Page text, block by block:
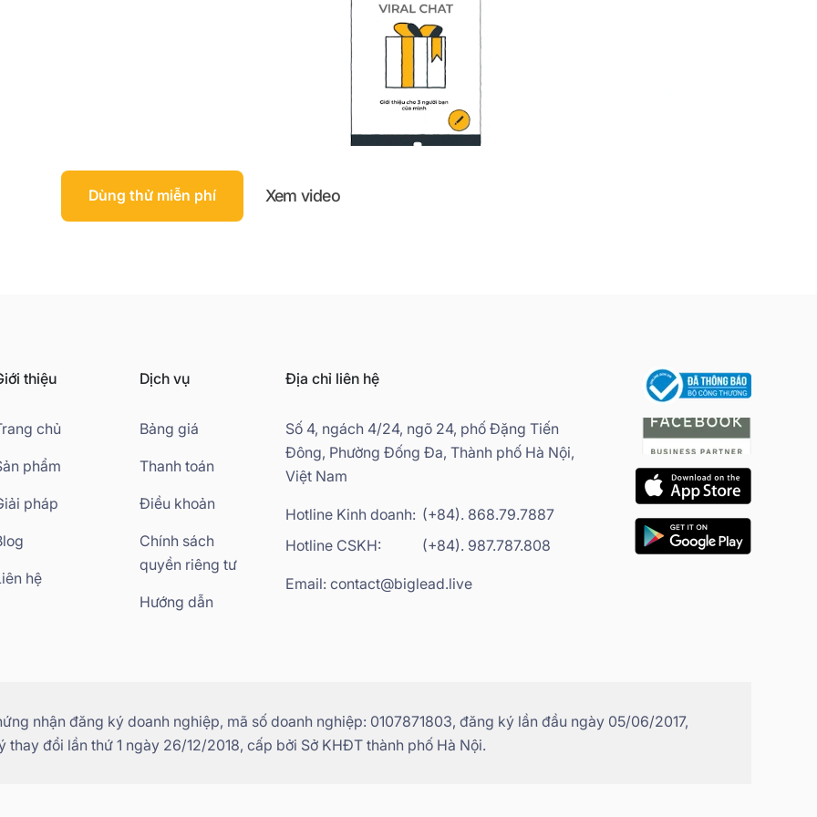
Dùng thử miễn phí Xem video
thiệu
chủ
phẩm
pháp
hệ
Dịch vụ
Bảng giá
Thanh toán
Điều khoản
Chính sách
quyền riêng tư
Hướng dẫn
Địa chỉ liên hệ
Số 4, ngách 4/24, ngõ 24, phố Đặng Tiến
Đông, Phường Đống Đa, Thành phố Hà Nội,
Việt Nam
Hotline Kinh doanh: (+84). 868.79.7887
Hotline CSKH:
(+84). 987.787.808
Email: contact@biglead.live
nhận đăng ký doanh nghiệp, mã số doanh nghiệp: 0107871803, đăng ký lần đầu ngày 05/06/2017,
thay đổi lần thứ 1 ngày 26/12/2018, cấp bởi Sở KHĐT thành phố Hà Nội.